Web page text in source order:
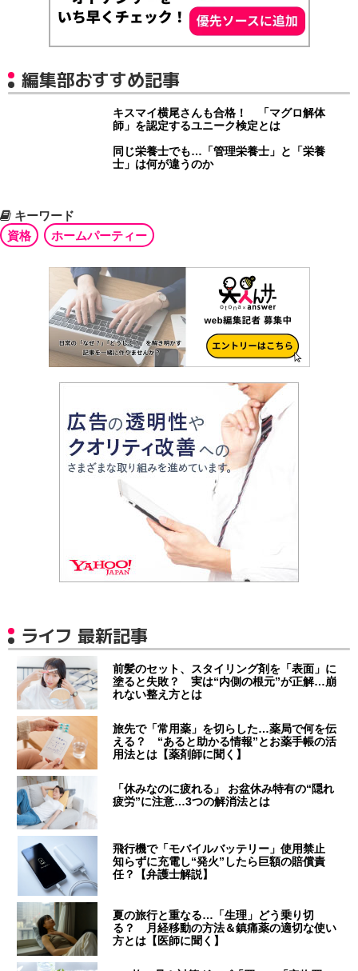
編集部おすすめ記事
キスマイ横尾さんも合格！ 「マグロ解体
師」を認定するユニーク検定とは
同じ栄養士でも…「管理栄養士」と「栄養
士」は何が違うのか
キーワード
資格
ホームパーティー
ライフ 最新記事
前髪のセット、スタイリング剤を「表面」に
塗ると失敗？ 実は“内側の根元”が正解…崩
れない整え方とは
旅先で「常用薬」を切らした…薬局で何を伝
える？ “あると助かる情報”とお薬手帳の活
用法とは【薬剤師に聞く】
「休みなのに疲れる」 お盆休み特有の“隠れ
疲労”に注意…3つの解消法とは
飛行機で「モバイルバッテリー」使用禁止
知らずに充電し“発火”したら巨額の賠償責
任？【弁護士解説】
夏の旅行と重なる…「生理」どう乗り切
る？ 月経移動の方法＆鎮痛薬の適切な使い
方とは【医師に聞く】